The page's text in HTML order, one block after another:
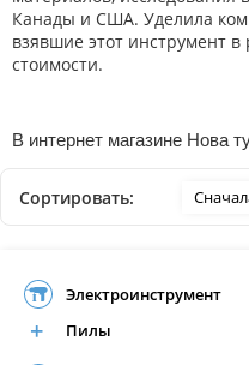
Канады и США. Уделила
взявшие этот инструмент
стоимости.
В интернет магазине Нова
Сортировать:
Электроинструмент
Пилы